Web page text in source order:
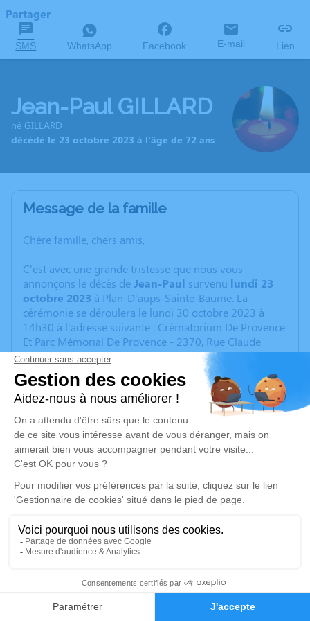
Faire-part Hommages
Partager
SMS WhatsApp Facebook E-mail Lien
Jean-Paul GILLARD
né GILLARD
décédé le 23 octobre 2023 à l'âge de 72 ans
Message de la famille
Chère famille, chers amis,
C'est avec une grande tristesse que nous vous
annonçons le décès deJean-Paul survenu lundi 23
octobre 2023 à Plan-D'aups-Sainte-Baume. La
cérémonie se déroulera le lundi 30 octobre 2023 à
14h30 à l'adresse suivante : Crématorium De Provence
Et Parc Mémorial De Provence - 2370, Rue Claude
Nicolas Ledoux - 13290 Aix-en-Provence
les fleurs ne sont pas souhaitées pour la cérémonie .
Un service de plantation d’arbre hommage est
disponible ici.
Je rends hommage
Cérémonie civile
Crématorium de Provence et Parc Mémorial
de Provence d'Aix-en-Provence
13290 Aix-en-Provence